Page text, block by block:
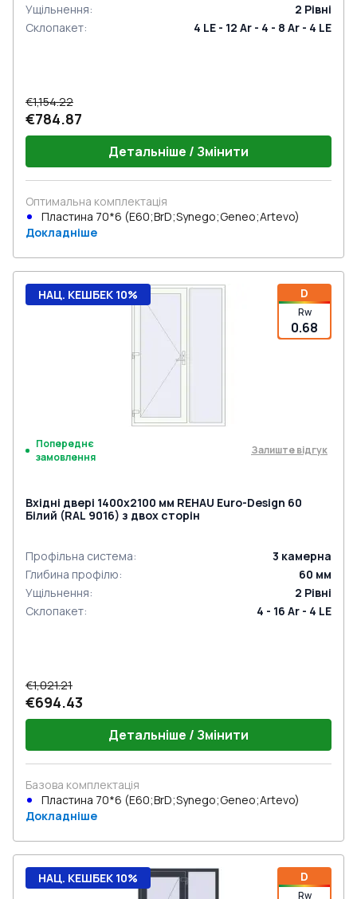
Ущільнення: 2 Рівні
Склопакет: 4 LE - 12 Ar - 4 - 8 Ar - 4 LE
€1,154.22
€784.87
Детальніше / Змінити
Оптимальна комплектація
Пластина 70*6 (E60;BrD;Synego;Geneo;Artevo)
Докладніше
D
Rw
0.68
НАЦ. КЕШБЕК 10%
Попереднє
замовлення
Залиште відгук
Вхідні двері 1400x2100 мм REHAU Euro-Design 60
Білий (RAL 9016) з двох сторін
Профільна система: 3 камерна
Глибина профілю: 60 мм
Ущільнення: 2 Рівні
Склопакет: 4 - 16 Ar - 4 LE
€1,021.21
€694.43
Детальніше / Змінити
Базова комплектація
Пластина 70*6 (E60;BrD;Synego;Geneo;Artevo)
Докладніше
D
Rw
НАЦ. КЕШБЕК 10%